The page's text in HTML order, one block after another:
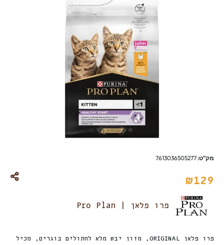
מק"ט:7613036505277
₪129
פרו פלאן | Pro Plan
פרו פלאן ORIGINAL, מזון יבש מלא לחתולים בוגרים, מכיל